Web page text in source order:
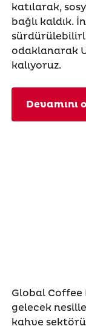
katılarak,
bağlı kaldık.
odaklanarak
kalıyoruz.
Devamını
Global Coffee
gelecek
kahve